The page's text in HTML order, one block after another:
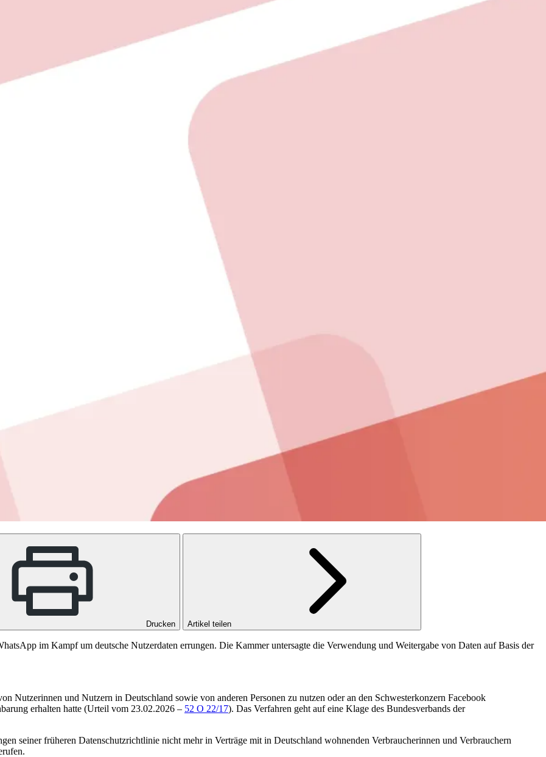
Drucken Artikel teilen
im Kampf um deutsche Nutzerdaten errungen. Die Kammer untersagte die Verwendung und Weitergabe von Daten auf Basis der
Nutzerinnen und Nutzern in Deutschland sowie von anderen Personen zu nutzen oder an den Schwesterkonzern Facebook
erhalten hatte (Urteil vom 23.02.2026 – 52 O 22/17). Das Verfahren geht auf eine Klage des Bundesverbands der
seiner früheren Datenschutzrichtlinie nicht mehr in Verträge mit in Deutschland wohnenden Verbraucherinnen und Verbrauchern